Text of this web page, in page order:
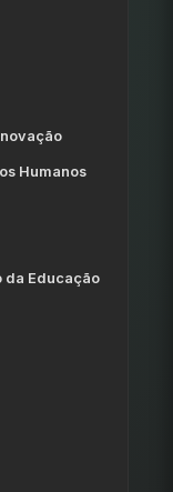
Humanos
da Educação